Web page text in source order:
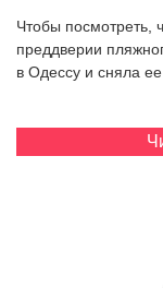
Чтобы посмотреть,
преддверии
в Одессу и сняла